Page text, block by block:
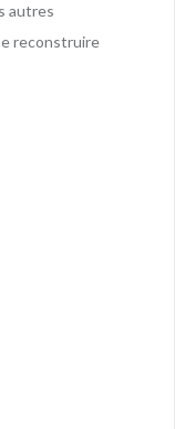
autres
reconstruire